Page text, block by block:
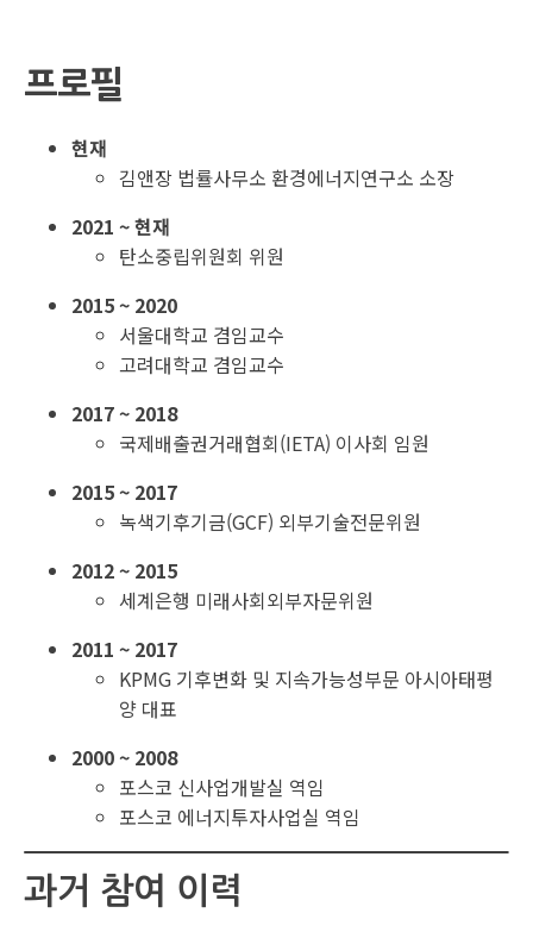
프로필
현재
김앤장 법률사무소 환경에너지연구소 소장
2021 ~ 현재
탄소중립위원회 위원
2015 ~ 2020
서울대학교 겸임교수
고려대학교 겸임교수
2017 ~ 2018
국제배출권거래협회(IETA) 이사회 임원
2015 ~ 2017
녹색기후기금(GCF) 외부기술전문위원
2012 ~ 2015
세계은행 미래사회외부자문위원
2011 ~ 2017
KPMG 기후변화 및 지속가능성부문 아시아태평
양 대표
2000 ~ 2008
포스코 신사업개발실 역임
포스코 에너지투자사업실 역임
과거 참여 이력